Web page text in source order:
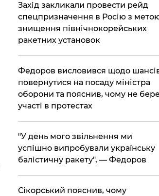
​Захід закликали провести рейд
спецпризначення в Росію з
знищення північнокорейських
ракетних установок
​Федоров висловився щодо
повернутися на посаду міністра
оборони та пояснив, чому не
участі в протестах
​"У день мого звільнення ми
успішно випробували українську
балістичну ракету", — Федоров
​Сікорський пояснив, чому